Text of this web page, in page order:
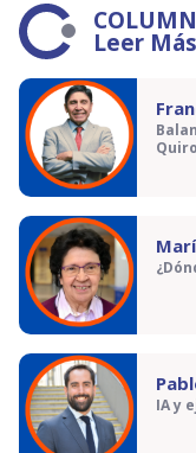
Leer Más
IA y